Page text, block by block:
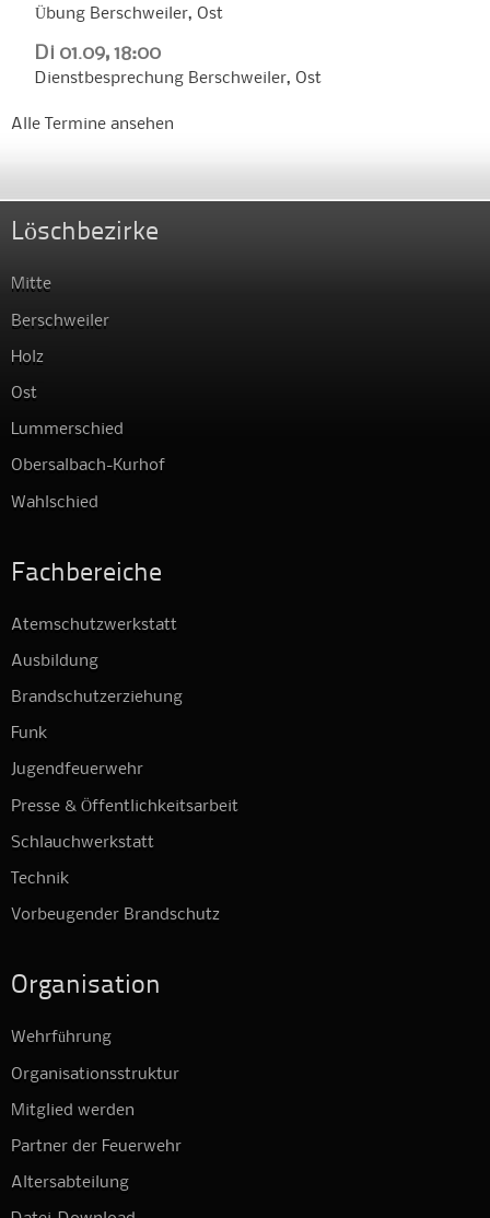
Übung Berschweiler, Ost
Di 01.09, 18:00
Dienstbesprechung Berschweiler, Ost
Alle Termine ansehen
Löschbezirke
Mitte
Berschweiler
Holz
Ost
Lummerschied
Obersalbach-Kurhof
Wahlschied
Fachbereiche
Atemschutzwerkstatt
Ausbildung
Brandschutzerziehung
Funk
Jugendfeuerwehr
Presse & Öffentlichkeitsarbeit
Schlauchwerkstatt
Technik
Vorbeugender Brandschutz
Organisation
Wehrführung
Organisationsstruktur
Mitglied werden
Partner der Feuerwehr
Altersabteilung